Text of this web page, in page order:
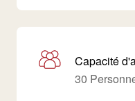
Capacité
30